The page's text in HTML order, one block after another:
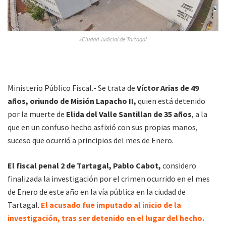
»Ciudad Judicial de Tartagal
Ministerio Público Fiscal.- Se trata de Víctor Arias de 49
años, oriundo de Misión Lapacho II, quien está detenido
por la muerte de Elida del Valle Santillan de 35 años, a la
que en un confuso hecho asfixió con sus propias manos,
suceso que ocurrió a principios del mes de Enero.
El fiscal penal 2 de Tartagal, Pablo Cabot, considero
finalizada la investigación por el crimen ocurrido en el mes
de Enero de este año en la vía pública en la ciudad de
Tartagal. El acusado fue imputado al inicio de la
investigación, tras ser detenido en el lugar del hecho.